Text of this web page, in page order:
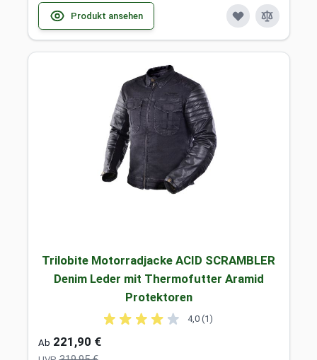
Produkt ansehen
Trilobite Motorradjacke ACID SCRAMBLER
Denim Leder mit Thermofutter Aramid
Protektoren
4,0 (1)
Ab 221,90 €